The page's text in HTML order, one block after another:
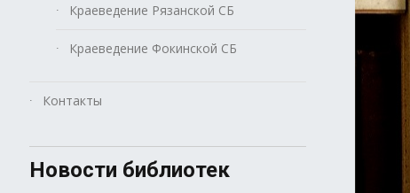
Краеведение Рязанской СБ
Краеведение Фокинской СБ
Контакты
Новости библиотек